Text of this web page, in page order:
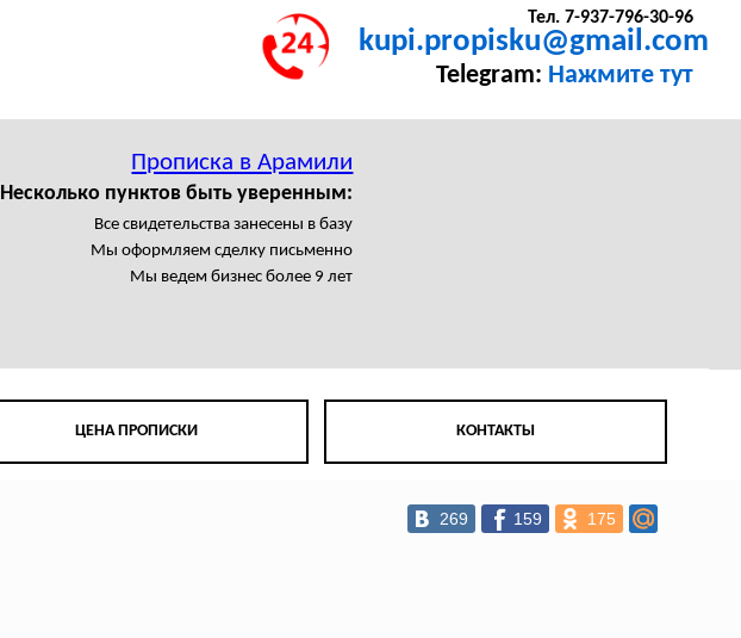
Тел. 7-937-796-30-96
kupi.propisku@gmail.com
Telegram: Нажмите тут
Прописка в Арамили
Несколько пунктов быть уверенным:
Все свидетельства занесены в базу
Мы оформляем сделку письменно
Мы ведем бизнес более 9 лет
ЦЕНА ПРОПИСКИ КОНТАКТЫ
269 159 175